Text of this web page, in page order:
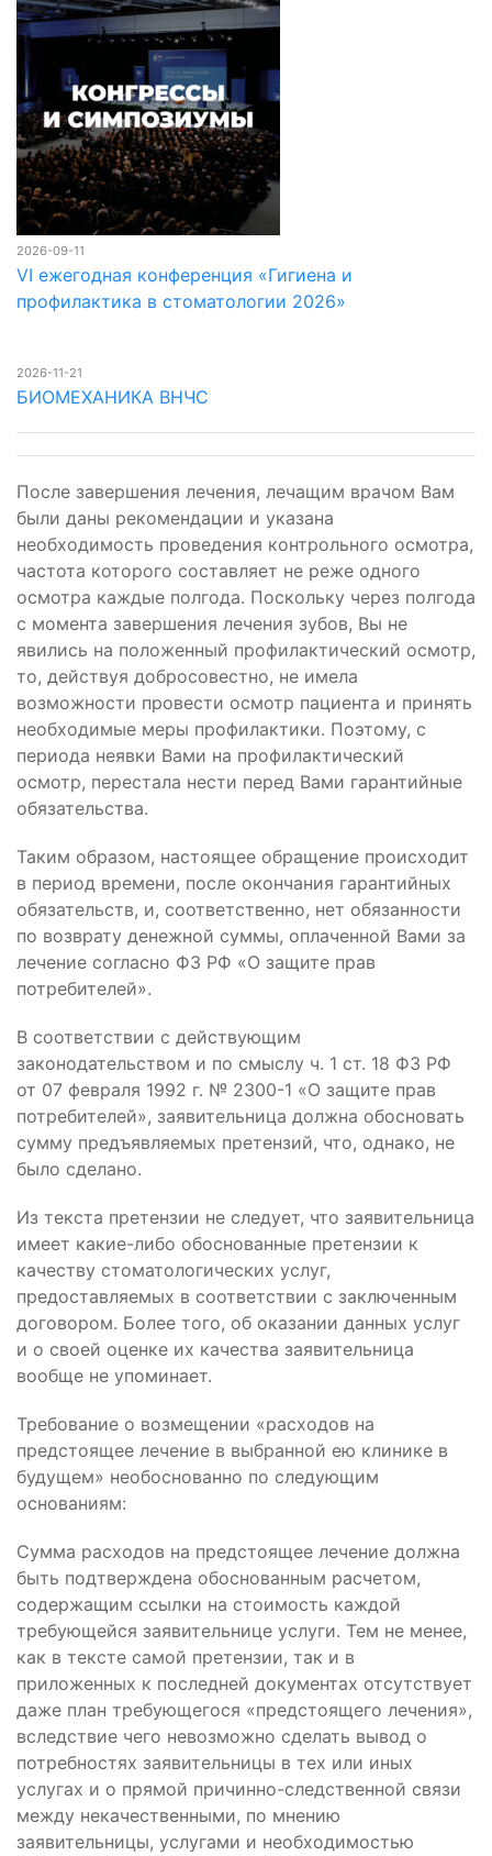
2026-09-11
VI ежегодная конференция «Гигиена и
профилактика в стоматологии 2026»
2026-11-21
БИОМЕХАНИКА ВНЧС
После завершения лечения, лечащим врачом Вам
были даны рекомендации и указана
необходимость проведения контрольного осмотра,
частота которого составляет не реже одного
осмотра каждые полгода. Поскольку через полгода
с момента завершения лечения зубов, Вы не
явились на положенный профилактический осмотр,
то, действуя добросовестно, не имела
возможности провести осмотр пациента и принять
необходимые меры профилактики. Поэтому, с
периода неявки Вами на профилактический
осмотр, перестала нести перед Вами гарантийные
обязательства.
Таким образом, настоящее обращение происходит
в период времени, после окончания гарантийных
обязательств, и, соответственно, нет обязанности
по возврату денежной суммы, оплаченной Вами за
лечение согласно ФЗ РФ «О защите прав
потребителей».
В соответствии с действующим
законодательством и по смыслу ч. 1 ст. 18 ФЗ РФ
от 07 февраля 1992 г. № 2300-1 «О защите прав
потребителей», заявительница должна обосновать
сумму предъявляемых претензий, что, однако, не
было сделано.
Из текста претензии не следует, что заявительница
имеет какие-либо обоснованные претензии к
качеству стоматологических услуг,
предоставляемых в соответствии с заключенным
договором. Более того, об оказании данных услуг
и о своей оценке их качества заявительница
вообще не упоминает.
Требование о возмещении «расходов на
предстоящее лечение в выбранной ею клинике в
будущем» необоснованно по следующим
основаниям:
Сумма расходов на предстоящее лечение должна
быть подтверждена обоснованным расчетом,
содержащим ссылки на стоимость каждой
требующейся заявительнице услуги. Тем не менее,
как в тексте самой претензии, так и в
приложенных к последней документах отсутствует
даже план требующегося «предстоящего лечения»,
вследствие чего невозможно сделать вывод о
потребностях заявительницы в тех или иных
услугах и о прямой причинно-следственной связи
между некачественными, по мнению
заявительницы, услугами и необходимостью